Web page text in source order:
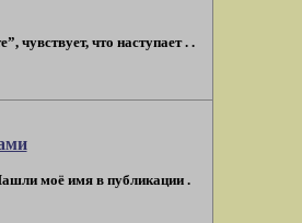
чувствует, что наступает . .
моё имя в публикации .